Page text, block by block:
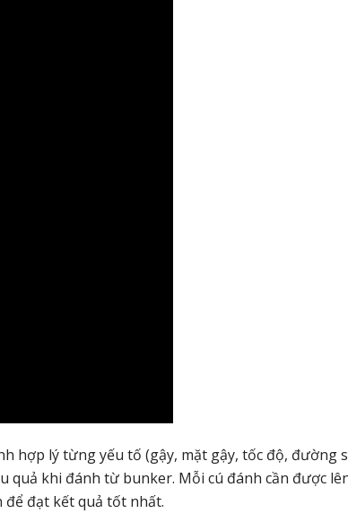
hợp lý từng yếu tố (gậy, mặt gậy, tốc độ, đường
quả khi đánh từ bunker. Mỗi cú đánh cần được
để đạt kết quả tốt nhất.